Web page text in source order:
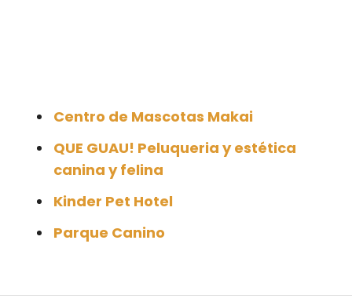
Centro de Mascotas Makai
QUE GUAU! Peluqueria y estética
canina y felina
Kinder Pet Hotel
Parque Canino